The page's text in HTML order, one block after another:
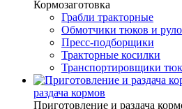
Кормозаготовка
Грабли тракторные
Обмотчики тюков и
Пресс-подборщики
Тракторные косилки
Транспортировщики
раздача кормов
Приготовление и раздача